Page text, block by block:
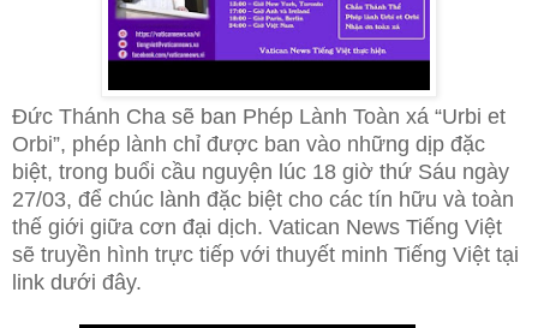
Đức Thánh Cha sẽ ban Phép Lành Toàn xá “Urbi et
Orbi”, phép lành chỉ được ban vào những dịp đặc
biệt, trong buổi cầu nguyện lúc 18 giờ thứ Sáu ngày
27/03, để chúc lành đặc biệt cho các tín hữu và toàn
thế giới giữa cơn đại dịch. Vatican News Tiếng Việt
sẽ truyền hình trực tiếp với thuyết minh Tiếng Việt tại
link dưới đây.